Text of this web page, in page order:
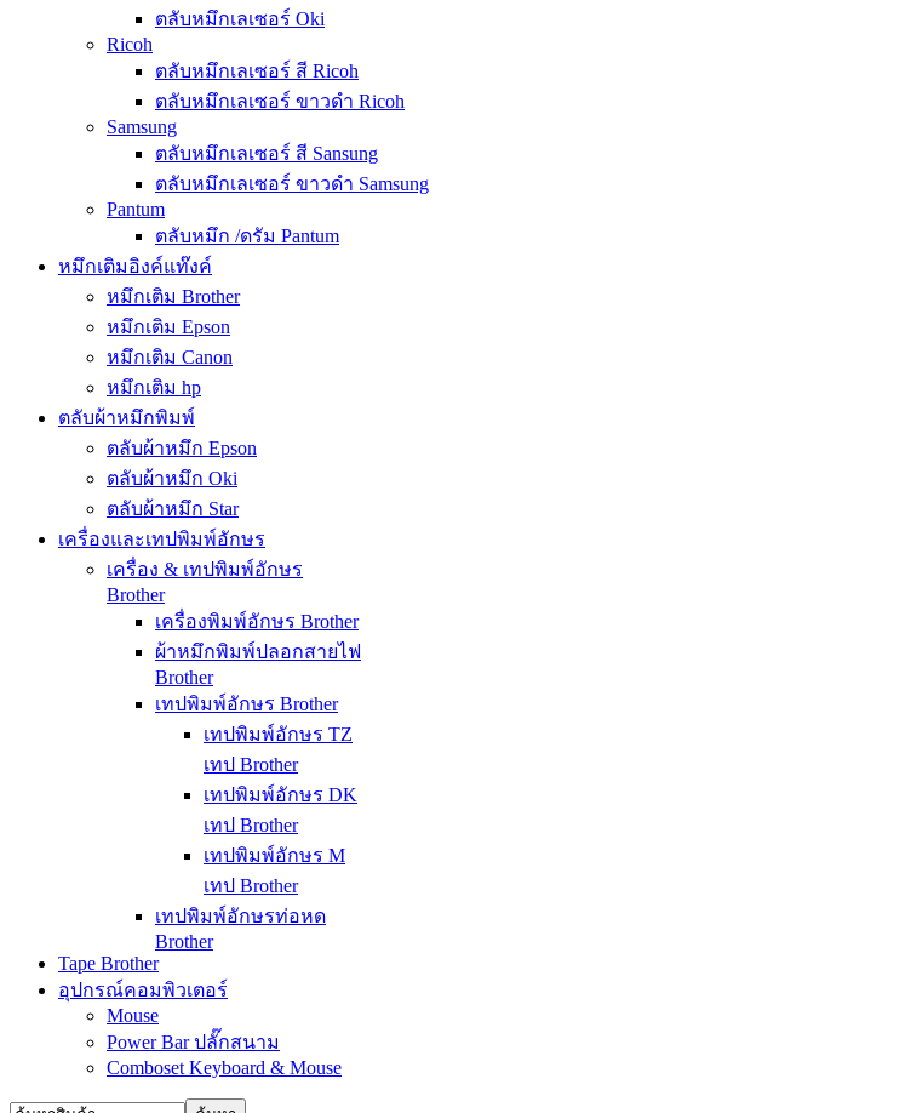
ตลับหมึกเลเซอร์ Oki
Ricoh
ตลับหมึกเลเซอร์ สี Ricoh
ตลับหมึกเลเซอร์ ขาวดำ Ricoh
Samsung
ตลับหมึกเลเซอร์ สี Sansung
ตลับหมึกเลเซอร์ ขาวดำ Samsung
Pantum
ตลับหมึก /ดรัม Pantum
หมึกเติมอิงค์แท๊งค์
หมึกเติม Brother
หมึกเติม Epson
หมึกเติม Canon
หมึกเติม hp
ตลับผ้าหมึกพิมพ์
ตลับผ้าหมึก Epson
ตลับผ้าหมึก Oki
ตลับผ้าหมึก Star
เครื่องและเทปพิมพ์อักษร
เครื่อง & เทปพิมพ์อักษร
Brother
เครื่องพิมพ์อักษร Brother
ผ้าหมึกพิมพ์ปลอกสายไฟ
Brother
เทปพิมพ์อักษร Brother
เทปพิมพ์อักษร TZ
เทป Brother
เทปพิมพ์อักษร DK
เทป Brother
เทปพิมพ์อักษร M
เทป Brother
เทปพิมพ์อักษรท่อหด
Brother
Tape Brother
อุปกรณ์คอมพิวเตอร์
Mouse
Power Bar ปลั๊กสนาม
Comboset Keyboard & Mouse